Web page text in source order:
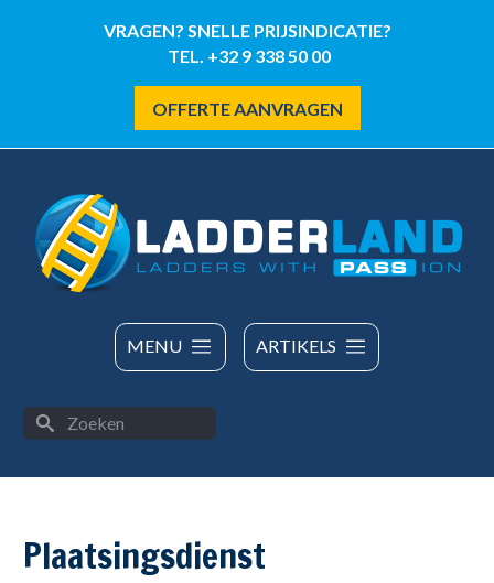
VRAGEN? SNELLE PRIJSINDICATIE?
TEL. +32 9 338 50 00
OFFERTE AANVRAGEN
MENU ARTIKELS
Plaatsingsdienst